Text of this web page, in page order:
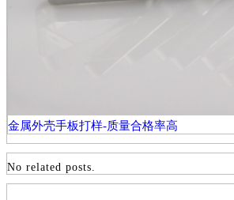
金属外壳手板打样-质量合格率高
No related posts.